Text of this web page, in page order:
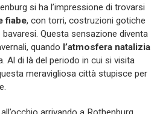
si ha l’impressione di trovarsi
fiabe, con torri, costruzioni gotiche
Questa sensazione diventa
quando l’atmosfera natalizia
Al di là del periodo in cui si visita
meravigliosa città stupisce per